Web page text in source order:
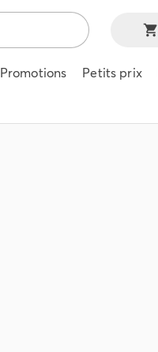
Promotions Petits prix